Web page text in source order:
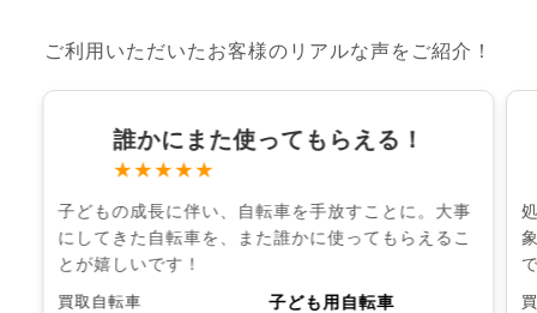
ご利用いただいたお客様のリアルな声をご紹介！
誰かにまた使ってもらえる！
★★★★★
子どもの成長に伴い、自転車を手放すことに。大事
にしてきた自転車を、また誰かに使ってもらえるこ
とが嬉しいです！
買取自転車 子ども用自転車